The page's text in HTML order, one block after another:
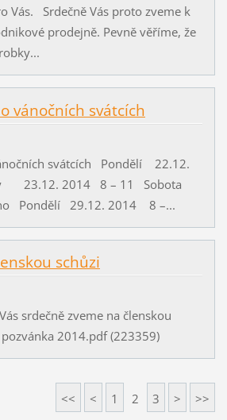
Vás. Srdečně Vás proto zveme k
prodejně. Pevně věříme, že
vánočních svátcích
svátcích Pondělí 22.12.
23.12. 2014 8 – 11 Sobota
Pondělí 29.12. 2014 8 –...
schůzi
srdečně zveme na členskou
pozvánka 2014.pdf (223359)
<< < 1 2 3 > >>